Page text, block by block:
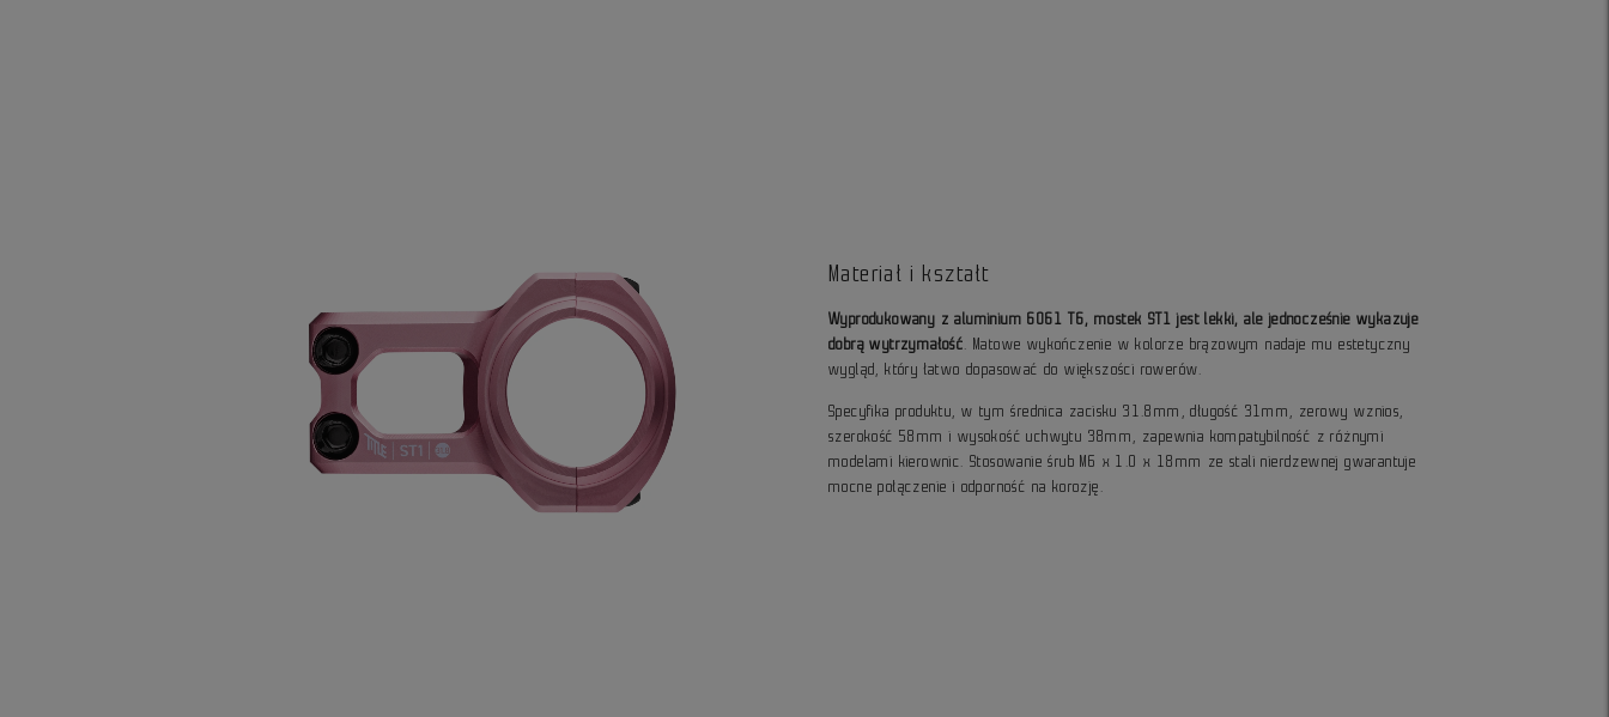
Materiał i kształt
Wyprodukowany z aluminium 6061 T6, mostek ST1 jest lekki, ale jednocześnie wykazuje
dobrą wytrzymałość. Matowe wykończenie w kolorze brązowym nadaje mu estetyczny
wygląd, który łatwo dopasować do większości rowerów.
Specyfika produktu, w tym średnica zacisku 31.8mm, długość 31mm, zerowy wznios,
szerokość 58mm i wysokość uchwytu 38mm, zapewnia kompatybilność z różnymi
modelami kierownic. Stosowanie śrub M6 x 1.0 x 18mm ze stali nierdzewnej gwarantuje
mocne połączenie i odporność na korozję.